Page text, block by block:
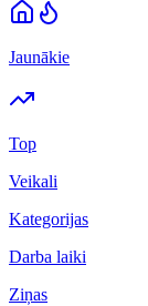
Jaunākie
Top
Veikali
Kategorijas
Darba laiki
Ziņas